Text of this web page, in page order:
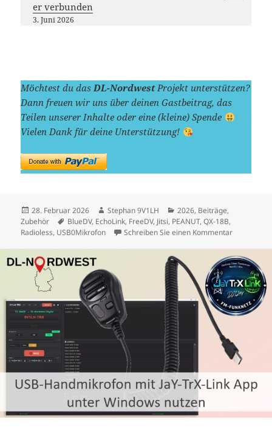
er verbunden
3. Juni 2026
Möchtest du dasDL-NordwestProjekt unterstützen?
Dann freuen wir uns über deinen Gastbeitrag, das
Teilen unserer Inhalte oder eine (kleine) Spende
Vielen Dank für deine Unterstützung!
Veröffentlicht
am
28. Februar 2026 Autor
Stephan 9V1LH Kategorien
2026, Beiträge,
Zubehör
Schlagwörter
BlueDV, EchoLink, FreeDV, Jitsi, PEANUT,QX-18B,
Radioless, USB0Mikrofon Schreiben Sie einen Kommentarzu Einsatz